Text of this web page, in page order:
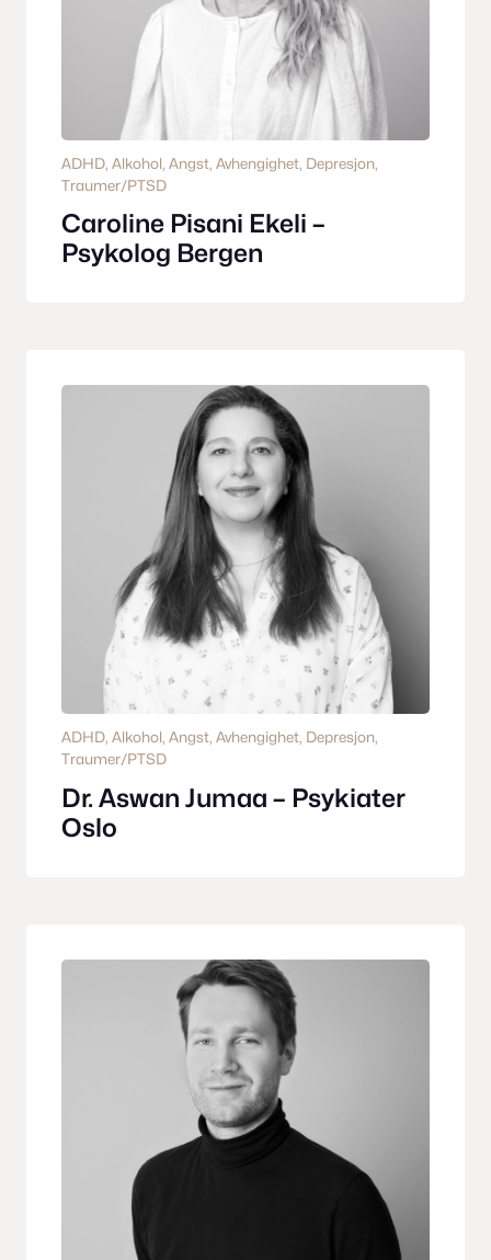
ADHD, Alkohol, Angst, Avhengighet, Depresjon
Traumer/PTSD
Caroline Pisani Ekeli –
Psykolog Bergen
ADHD, Alkohol, Angst, Avhengighet, Depresjon
Traumer/PTSD
Dr. Aswan Jumaa – Psykiater
Oslo